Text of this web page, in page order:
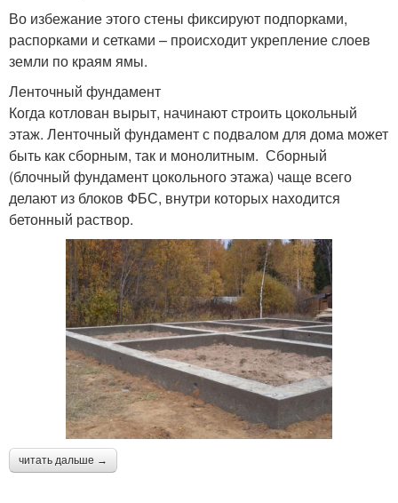
Во избежание этого стены фиксируют подпорками,
распорками и сетками – происходит укрепление слоев
земли по краям ямы.
Ленточный фундамент
Когда котлован вырыт, начинают строить цокольный
этаж. Ленточный фундамент с подвалом для дома может
быть как сборным, так и монолитным. Сборный
(блочный фундамент цокольного этажа) чаще всего
делают из блоков ФБС, внутри которых находится
бетонный раствор.
читать дальше →